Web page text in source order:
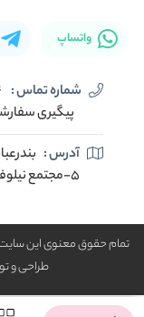
واتساپ
شماره تماس :
پیگیری سفارشات
آدرس :
5-مجتمع نیلوفرآبی – واحد17
تمام حقوق معنوی این
طراحی و